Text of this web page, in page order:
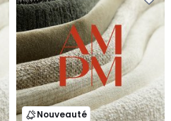
Nouveauté